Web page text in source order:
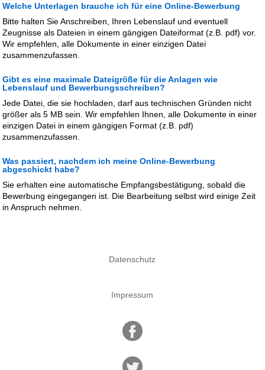
Welche Unterlagen brauche ich für eine Online-Bewerbung
Bitte halten Sie Anschreiben, Ihren Lebenslauf und eventuell
Zeugnisse als Dateien in einem gängigen Dateiformat (z.B. pdf) vor.
Wir empfehlen, alle Dokumente in einer einzigen Datei
zusammenzufassen.
Gibt es eine maximale Dateigröße für die Anlagen wie
Lebenslauf und Bewerbungsschreiben?
Jede Datei, die sie hochladen, darf aus technischen Gründen nicht
größer als 5 MB sein. Wir empfehlen Ihnen, alle Dokumente in einer
einzigen Datei in einem gängigen Format (z.B. pdf)
zusammenzufassen.
Was passiert, nachdem ich meine Online-Bewerbung
abgeschickt habe?
Sie erhalten eine automatische Empfangsbestätigung, sobald die
Bewerbung eingegangen ist. Die Bearbeitung selbst wird einige Zeit
in Anspruch nehmen.
Datenschutz
Impressum